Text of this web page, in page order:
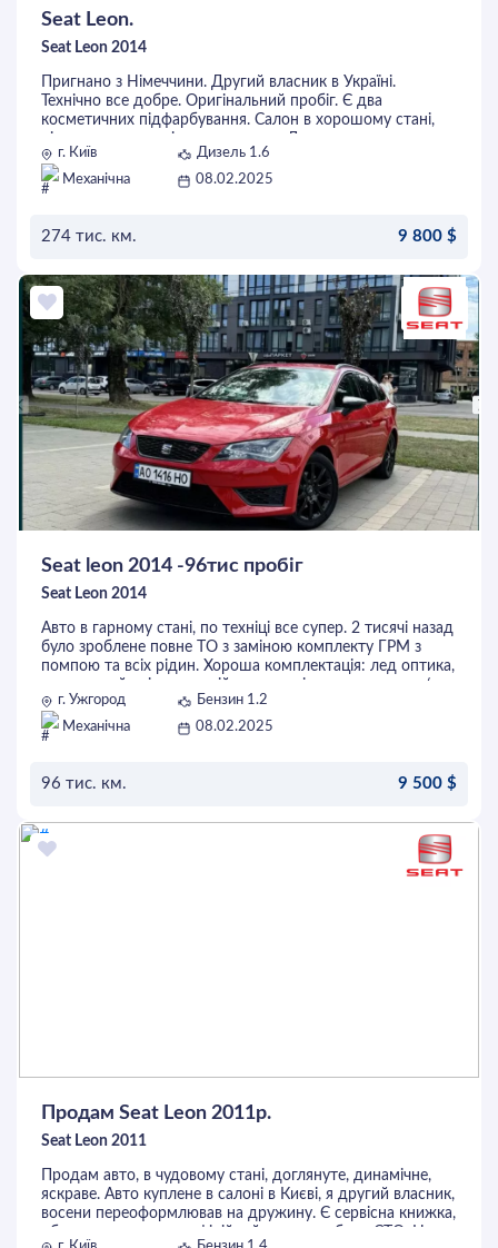
Seat Leon.
Seat Leon 2014
Пригнано з Німеччини. Другий власник в Україні.
Технічно все добре. Оригінальний пробіг. Є два
косметичних підфарбування. Салон в хорошому стані,
нічого не затерто і не подряпано. Два ключа, датчики
дощу, світла, адаптивне дальнє світло, круїз контроль,
клімат.
Майданчики і обмін не цікавить.
г. Київ
Дизель 1.6
Механічна
08.02.2025
274 тис. км. 9 800 $
ОСТАВИТЬ ЗАЯВКУ
Seat leon 2014 -96тис пробіг
Seat Leon 2014
Авто в гарному стані, по техніці все супер. 2 тисячі назад
було зроблене повне ТО з заміною комплекту ГРМ з
помпою та всіх рідин. Хороша комплектація: лед оптика,
двохзонний клімат, задній парктронік, система старт/
стоп, допомога при рушанні в гору та інше. Встановлена
кастомна вихлопна система звук дуже приємний та не
гучний. По кузову є підфарбування. Авто ніяких вкладень
капота вітається.
г. Ужгород
Бензин 1.2
Механічна
08.02.2025
96 тис. км. 9 500 $
ОСТАВИТЬ ЗАЯВКУ
Продам Seat Leon 2011р.
Seat Leon 2011
Продам авто, в чудовому стані, доглянуте, динамічне,
яскраве. Авто куплене в салоні в Києві, я другий власник,
восени переоформлював на дружину. Є сервісна книжка,
обслуговувалось на офіційнийних та клубних СТО. На